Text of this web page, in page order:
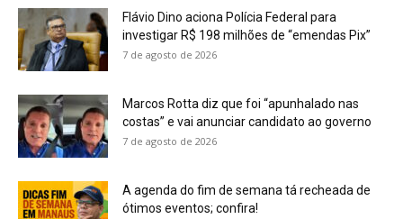
Flávio Dino aciona Polícia Federal para
investigar R$ 198 milhões de “emendas Pix”
7 de agosto de 2026
Marcos Rotta diz que foi “apunhalado nas
costas” e vai anunciar candidato ao governo
7 de agosto de 2026
A agenda do fim de semana tá recheada de
ótimos eventos; confira!